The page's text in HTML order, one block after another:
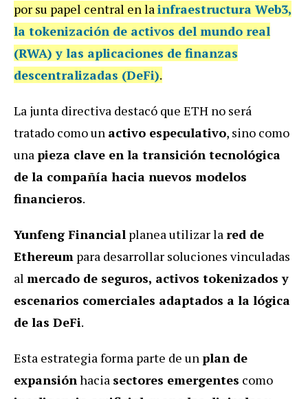
por su papel central en lainfraestructura Web3,
la tokenización de activos del mundo real
(RWA) y las aplicaciones de finanzas
descentralizadas (DeFi).
La junta directiva destacó que ETH no será
tratado como un activo especulativo, sino como
unapieza clave en la transición tecnológica
de la compañía hacia nuevos modelos
financieros.
Yunfeng Financial planea utilizar lared de
Ethereum para desarrollar soluciones vinculadas
al mercado de seguros, activos tokenizados y
escenarios comerciales adaptados a la lógica
de las DeFi.
Esta estrategia forma parte de unplan de
expansiónhacia sectores emergentes como